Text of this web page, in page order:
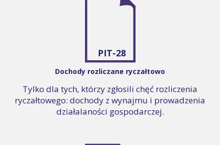
PIT-28
Dochody rozliczane ryczałtowo
Tylko dla tych, którzy zgłosili chęć rozliczenia
ryczałtowego: dochody z wynajmu i prowadzenia
działalaności gospodarczej.